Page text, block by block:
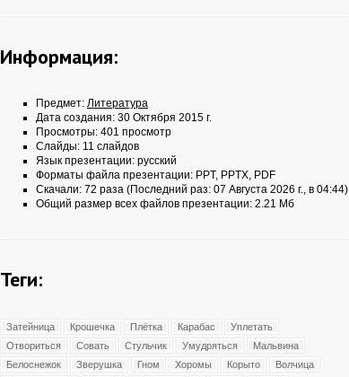
Информация:
Предмет: Литература
Дата создания: 30 Октября 2015 г.
Просмотры: 401 просмотр
Слайды: 11 слайдов
Язык презентации: русский
Форматы файла презентации: PPT, PPTX, PDF
Скачали: 72 раза (Последний раз: 07 Августа 2026 г., в 04:44)
Общий размер всех файлов презентации: 2.21 Мб
Теги:
Затейница Крошечка Плётка Карабас
Уплетать
Отвориться
Совать Стульчик Умудряться
Мальвина
Белоснежок
Зверушка Гном Хоромы Корыто
Волчица